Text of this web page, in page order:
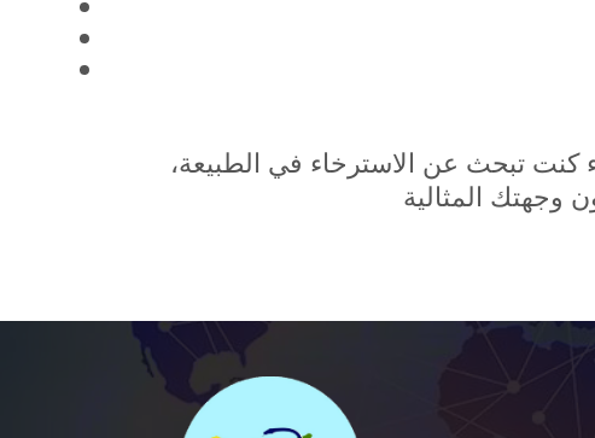
كنت تبحث عن الاسترخاء في الطبيعة،